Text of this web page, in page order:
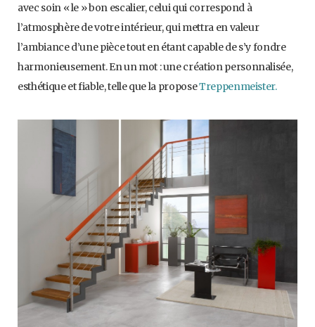
avec soin « le » bon escalier, celui qui correspond à
l’atmosphère de votre intérieur, qui mettra en valeur
l’ambiance d’une pièce tout en étant capable de s’y fondre
harmonieusement. En un mot : une création personnalisée,
esthétique et fiable, telle que la proposeTreppenmeister.